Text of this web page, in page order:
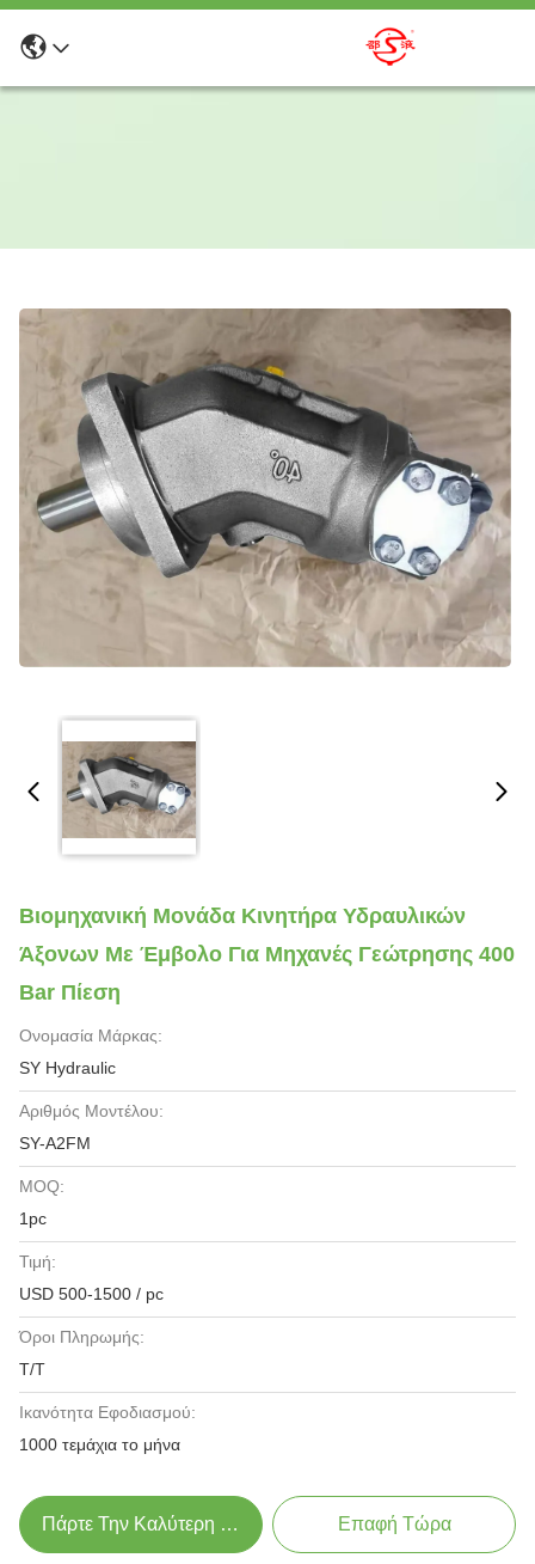
Βιομηχανική Μονάδα Κινητήρα Υδραυλικών
Άξονων Με Έμβολο Για Μηχανές Γεώτρησης 400
Bar Πίεση
Ονομασία Μάρκας:
SY Hydraulic
Αριθμός Μοντέλου:
SY-A2FM
MOQ:
1pc
Τιμή:
USD 500-1500 / pc
Όροι Πληρωμής:
Τ/Τ
Ικανότητα Εφοδιασμού:
1000 τεμάχια το μήνα
Πάρτε Την Καλύτερη Τιμή Επαφή Τώρα